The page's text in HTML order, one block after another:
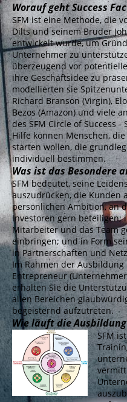
Worauf geht Success
SFM ist eine Methode, die
Dilts und seinem Bruder
entwickelt wurde, um
Unternehmer zu
überzeugend vor
ihre Geschäftsidee zu
modellierten sie
Richard Branson (Virgin),
Bezos (Amazon) und viele
des SFM Circle of Success -
Hilfe können Menschen,
starten wollen, die
individuell bestimmen.
Was ist das Besondere
SFM bedeutet, seine
auszudrücken, die Kunden
persönlichenAmbition, an
Investoren gern beteiligen;
Mitarbeiter und das Team
einbringen; und in Form
in Partnerschaften und
Im Rahmen der Ausbildung
Entrepreneur
erhalten Sie die
allen Bereichen
begeisternd aufzutreten.
Wie läuft die
SFM